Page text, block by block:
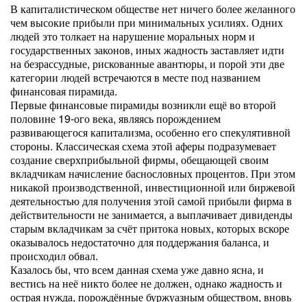
В капиталистическом обществе нет ничего более желанного
чем высокие прибыли при минимальных усилиях. Одних
людей это толкает на нарушение моральных норм и
государственных законов, иных жадность заставляет идти
на безрассудные, рискованные авантюры, и порой эти две
категории людей встречаются в месте под названием
финансовая пирамида.
Первые финансовые пирамиды возникли ещё во второй
половине 19-ого века, являясь порождением
развивающегося капитализма, особенно его спекулятивной
стороны. Классическая схема этой аферы подразумевает
создание сверхприбыльной фирмы, обещающей своим
вкладчикам начисление баснословных процентов. При этом
никакой производственной, инвестиционной или биржевой
деятельностью для получения этой самой прибыли фирма в
действительности не занимается, а выплачивает дивиденды
старым вкладчикам за счёт притока новых, которых вскоре
оказывалось недостаточно для поддержания баланса, и
происходил обвал.
Казалось бы, что всем данная схема уже давно ясна, и
вестись на неё никто более не должен, однако жадность и
острая нужда, порождённые буржуазным обществом, вновь